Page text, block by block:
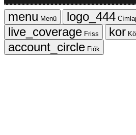
Menü
Friss
Fiók